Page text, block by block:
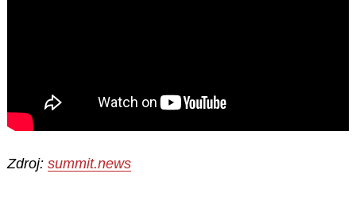
Zdroj: summit.news